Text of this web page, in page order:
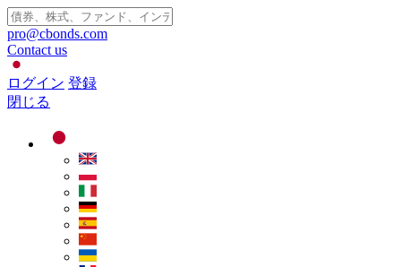
pro@cbonds.com
Contact us
ログイン 登録
閉じる